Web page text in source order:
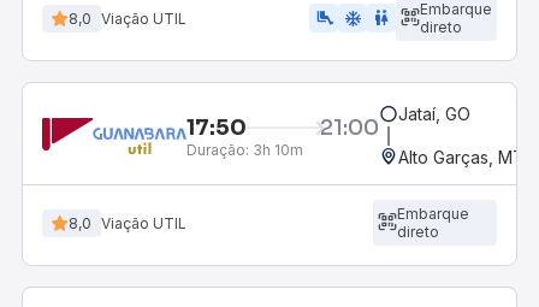
8,0 Viação UTIL airline_seat_legroom_extra ac_unit wc
Embarque
direto
17:50 21:00
Duração: 3h 10m
Jataí, GO
Alto Garças, MT
8,0 Viação UTIL
Embarque
direto